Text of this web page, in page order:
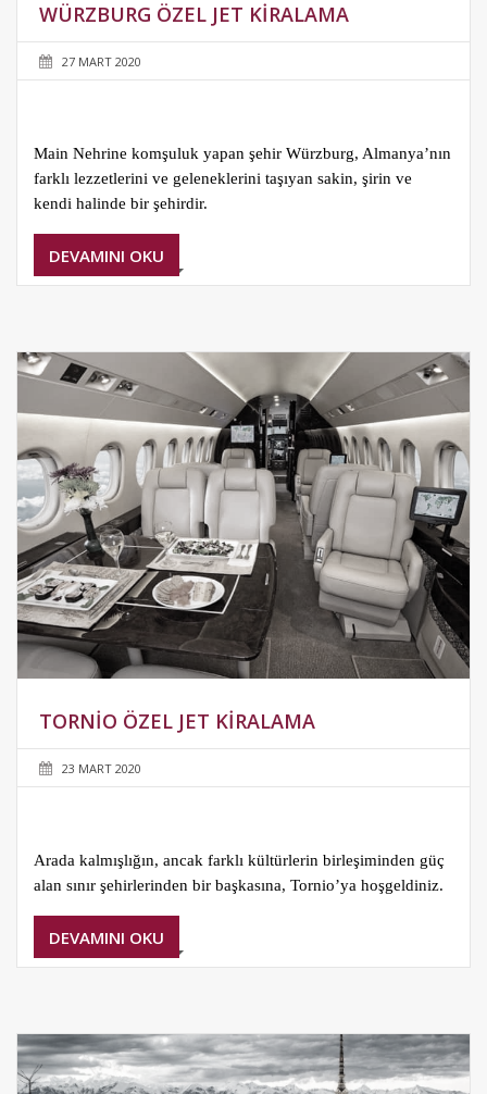
WÜRZBURG ÖZEL JET KIRALAMA
27 MART 2020
Main Nehrine komşuluk yapan şehir Würzburg, Almanya’nın
farklı lezzetlerini ve geleneklerini taşıyan sakin, şirin ve
kendi halinde bir şehirdir.
DEVAMINI OKU
TORNIO ÖZEL JET KIRALAMA
23 MART 2020
Arada kalmışlığın, ancak farklı kültürlerin birleşiminden güç
alan sınır şehirlerinden bir başkasına, Tornio’ya hoşgeldiniz.
DEVAMINI OKU